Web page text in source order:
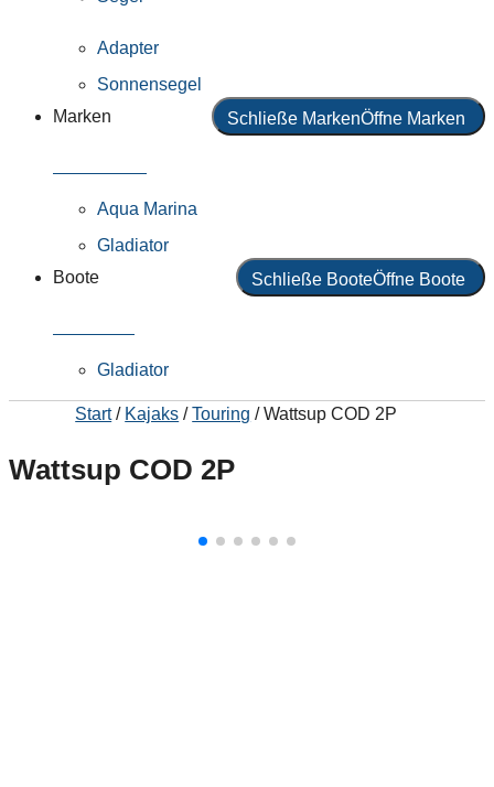
Adapter
Sonnensegel
Marken
Schließe MarkenÖffne Marken
Aqua Marina
Gladiator
Boote
Schließe BooteÖffne Boote
Gladiator
Start/ Kajaks /Touring / Wattsup COD 2P
Wattsup COD 2P